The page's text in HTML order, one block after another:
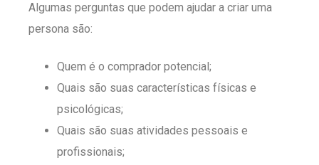
Algumas perguntas que podem ajudar a criar uma
persona são:
Quem é o comprador potencial;
Quais são suas características físicas e
psicológicas;
Quais são suas atividades pessoais e
profissionais;